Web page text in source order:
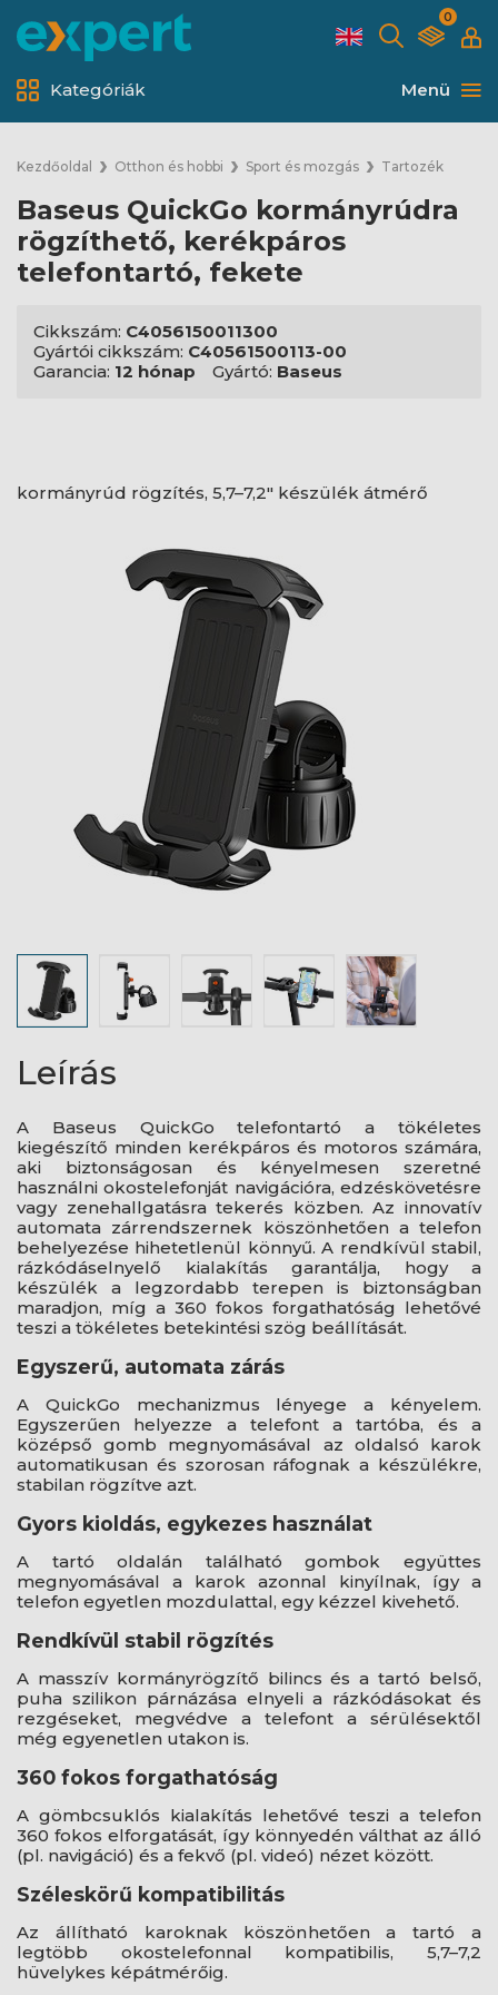
0
Menü
Kategóriák
Kezdőoldal Otthon és hobbi Sport és mozgás Tartozék
Baseus QuickGo kormányrúdra
rögzíthető, kerékpáros
telefontartó, fekete
Cikkszám: C4056150011300
Gyártói cikkszám: C40561500113-00
Garancia: 12 hónap Gyártó: Baseus
kormányrúd rögzítés, 5,7–7,2" készülék átmérő
Leírás
A Baseus QuickGo telefontartó a tökéletes
kiegészítő minden kerékpáros és motoros számára,
aki biztonságosan és kényelmesen szeretné
használni okostelefonját navigációra, edzéskövetésre
vagy zenehallgatásra tekerés közben. Az innovatív
automata zárrendszernek köszönhetően a telefon
behelyezése hihetetlenül könnyű. A rendkívül stabil,
rázkódáselnyelő kialakítás garantálja, hogy a
készülék a legzordabb terepen is biztonságban
maradjon, míg a 360 fokos forgathatóság lehetővé
teszi a tökéletes betekintési szög beállítását.
Egyszerű, automata zárás
A QuickGo mechanizmus lényege a kényelem.
Egyszerűen helyezze a telefont a tartóba, és a
középső gomb megnyomásával az oldalsó karok
automatikusan és szorosan ráfognak a készülékre,
stabilan rögzítve azt.
Gyors kioldás, egykezes használat
A tartó oldalán található gombok együttes
megnyomásával a karok azonnal kinyílnak, így a
telefon egyetlen mozdulattal, egy kézzel kivehető.
Rendkívül stabil rögzítés
A masszív kormányrögzítő bilincs és a tartó belső,
puha szilikon párnázása elnyeli a rázkódásokat és
rezgéseket, megvédve a telefont a sérülésektől
még egyenetlen utakon is.
360 fokos forgathatóság
A gömbcsuklós kialakítás lehetővé teszi a telefon
360 fokos elforgatását, így könnyedén válthat az álló
(pl. navigáció) és a fekvő (pl. videó) nézet között.
Széleskörű kompatibilitás
Az állítható karoknak köszönhetően a tartó a
legtöbb okostelefonnal kompatibilis, 5,7–7,2
hüvelykes képátmérőig.